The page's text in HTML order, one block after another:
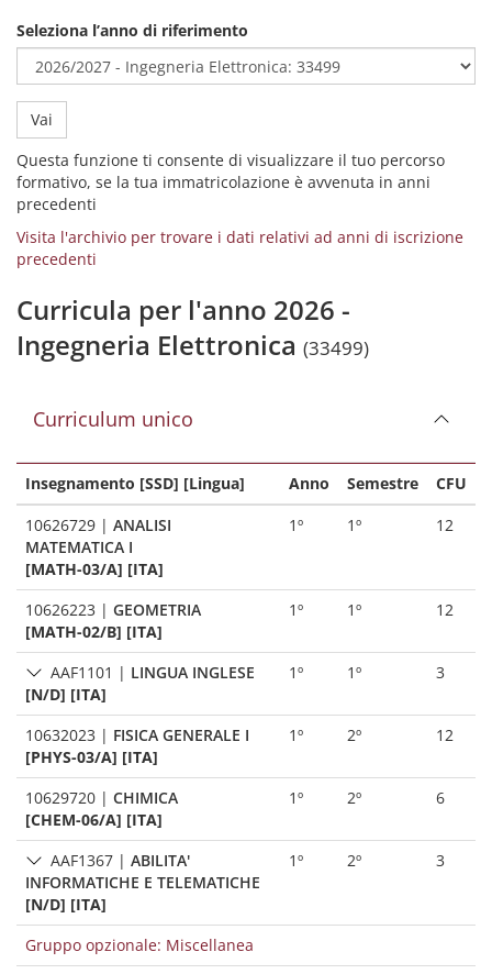
Seleziona l’anno di riferimento
Vai
Questa funzione ti consente di visualizzare il tuo percorso
formativo, se la tua immatricolazione è avvenuta in anni
precedenti
Visita l'archivio per trovare i dati relativi ad anni di iscrizione
precedenti
Curricula per l'anno 2026 -
Ingegneria Elettronica (33499)
Curriculum unico
Insegnamento [SSD] [Lingua] Anno Semestre
CFU
10626729 | ANALISI
MATEMATICA I
[MATH-03/A] [ITA]
1º 1º 12
10626223 | GEOMETRIA
[MATH-02/B] [ITA]
1º 1º 12
AAF1101 | LINGUA INGLESE
[N/D] [ITA]
1º 1º 3
10632023 | FISICA GENERALE I
[PHYS-03/A] [ITA]
1º 2º 12
10629720 | CHIMICA
[CHEM-06/A] [ITA]
1º 2º 6
AAF1367 | ABILITA'
INFORMATICHE E TELEMATICHE
[N/D] [ITA]
1º 2º 3
Gruppo opzionale: Miscellanea